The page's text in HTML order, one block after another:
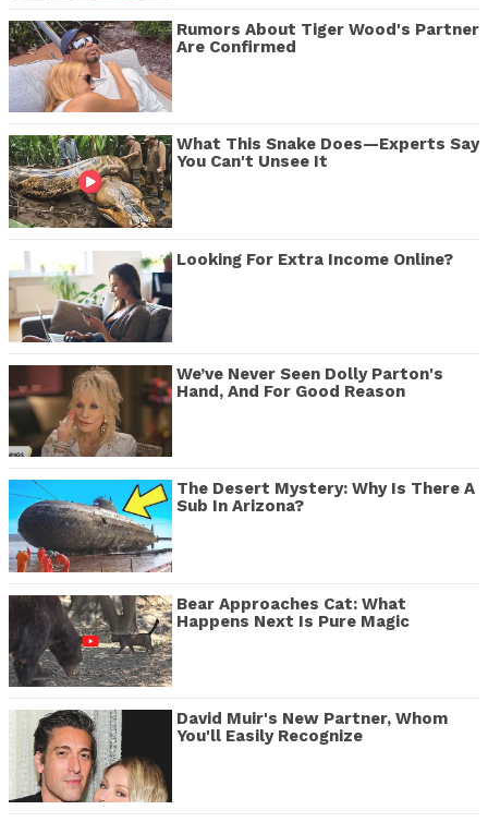
Rumors About Tiger Wood's Partner
Are Confirmed
What This Snake Does—Experts Say
You Can't Unsee It
Looking For Extra Income Online?
We’ve Never Seen Dolly Parton's
Hand, And For Good Reason
The Desert Mystery: Why Is There A
Sub In Arizona?
Bear Approaches Cat: What
Happens Next Is Pure Magic
David Muir's New Partner, Whom
You'll Easily Recognize